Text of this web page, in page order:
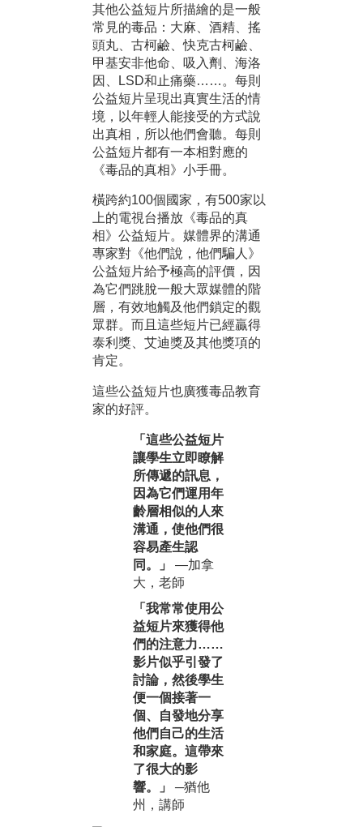
其他公益短片所描繪的是一般
常見的毒品：大麻、酒精、搖
頭丸、古柯鹼、快克古柯鹼、
甲基安非他命、吸入劑、海洛
因、LSD和止痛藥……。每則
公益短片呈現出真實生活的情
境，以年輕人能接受的方式說
出真相，所以他們會聽。每則
公益短片都有一本相對應的
《毒品的真相》小手冊。
橫跨約100個國家，有500家以
上的電視台播放《毒品的真
相》公益短片。媒體界的溝通
專家對《他們說，他們騙人》
公益短片給予極高的評價，因
為它們跳脫一般大眾媒體的階
層，有效地觸及他們鎖定的觀
眾群。而且這些短片已經贏得
泰利獎、艾迪獎及其他獎項的
肯定。
這些公益短片也廣獲毒品教育
家的好評。
「這些公益短片
讓學生立即瞭解
所傳遞的訊息，
因為它們運用年
齡層相似的人來
溝通，使他們很
容易產生認
同。」
—加拿
大，老師
「我常常使用公
益短片來獲得他
們的注意力……
影片似乎引發了
討論，然後學生
便一個接著一
個、自發地分享
他們自己的生活
和家庭。這帶來
了很大的影
響。」 ─猶他
州，講師